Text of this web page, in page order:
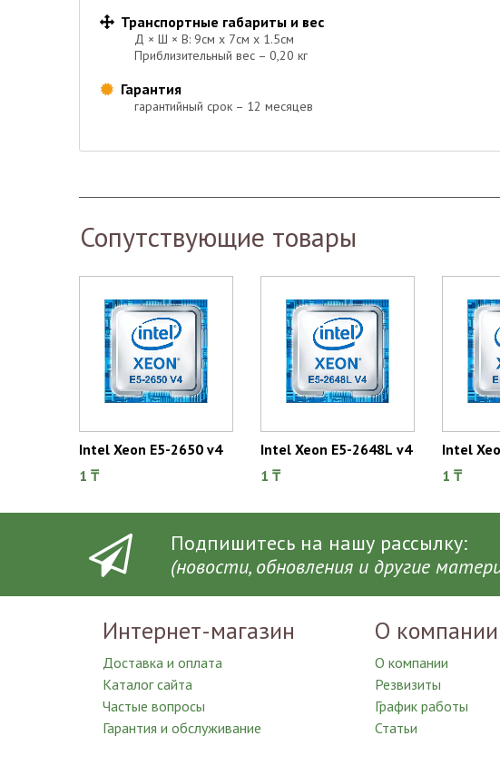
 Транспортные габариты и вес
Д × Ш × В: 9см х 7см х 1.5см
Приблизительный вес – 0,20 кг
 Гарантия
гарантийный срок – 12 месяцев
Сопутствующие товары
Intel Xeon E5-2650 v4
1 ₸
Intel Xeon E5-2648L v4
1 ₸
Intel
1 ₸

Подпишитесь на нашу рассылку:
(новости, обновления и другие
Интернет-магазин
Доставка и оплата
Каталог сайта
Частые вопросы
Гарантия и обслуживание
О компании
О компании
Резвизиты
График работы
Статьи